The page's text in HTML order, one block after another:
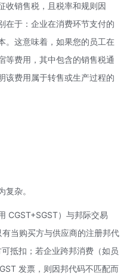
收销售税，且税率和规则因
在于：企业在消费环节支付的
。这意味着，如果您的员工在
等费用，其中包含的销售税通
该费用属于转售或生产过程的
杂。
CGST+SGST）与邦际交易
有当购买方与供应商的注册邦代
抵扣；若企业跨邦消费（如员
发票，则因邦代码不匹配而